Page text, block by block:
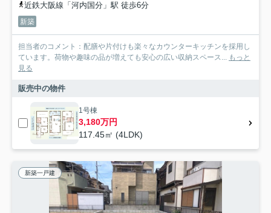
近鉄大阪線「河内国分」駅 徒歩6分
新築
担当者のコメント：配膳や片付けも楽々なカウンターキッチンを採用し
ています。荷物や趣味の品が増えても安心の広い収納スペース... もっと
見る
販売中の物件
1号棟
3,180万円
117.45㎡ (4LDK)
新築一戸建